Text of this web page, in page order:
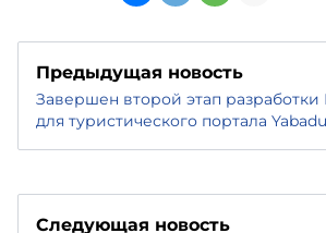
Предыдущая новость
Завершен второй этап
для туристического портала
Следующая новость